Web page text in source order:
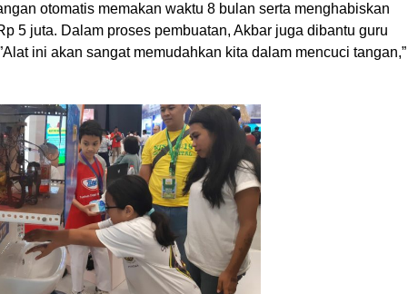
otomatis memakan waktu 8 bulan serta menghabiskan
5 juta. Dalam proses pembuatan, Akbar juga dibantu guru
ini akan sangat memudahkan kita dalam mencuci tangan,”